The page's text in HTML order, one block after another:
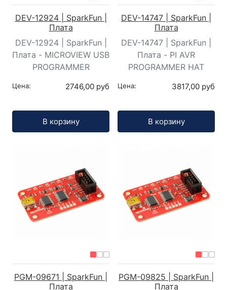
DEV-12924 | SparkFun |
Плата
DEV-12924 | SparkFun |
Плата - MICROVIEW USB
PROGRAMMER
Цена: 2746,00 руб
В корзину
DEV-14747 | SparkFun |
Плата
DEV-14747 | SparkFun |
Плата - PI AVR
PROGRAMMER HAT
Цена: 3817,00 руб
В корзину
PGM-09671 | SparkFun |
Плата
PGM-09825 | SparkFun |
Плата